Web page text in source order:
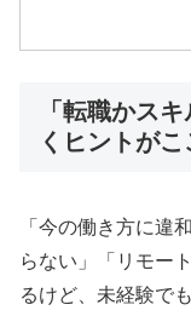
「転職かス
くヒントがこ
「今の働き方に違
らない」「リモー
るけど、未経験で